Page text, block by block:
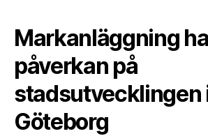
Markanläggning
påverkan på
stadsutvecklingen
Göteborg